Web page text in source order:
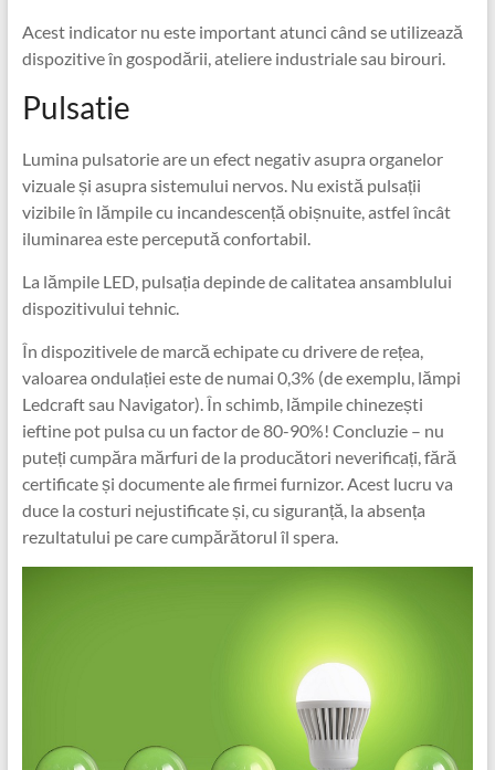
Acest indicator nu este important atunci când se utilizează
dispozitive în gospodării, ateliere industriale sau birouri.
Pulsatie
Lumina pulsatorie are un efect negativ asupra organelor
vizuale și asupra sistemului nervos. Nu există pulsații
vizibile în lămpile cu incandescență obișnuite, astfel încât
iluminarea este percepută confortabil.
La lămpile LED, pulsația depinde de calitatea ansamblului
dispozitivului tehnic.
În dispozitivele de marcă echipate cu drivere de rețea,
valoarea ondulației este de numai 0,3% (de exemplu, lămpi
Ledcraft sau Navigator). În schimb, lămpile chinezești
ieftine pot pulsa cu un factor de 80-90%! Concluzie – nu
puteți cumpăra mărfuri de la producători neverificați, fără
certificate și documente ale firmei furnizor. Acest lucru va
duce la costuri nejustificate și, cu siguranță, la absența
rezultatului pe care cumpărătorul îl spera.